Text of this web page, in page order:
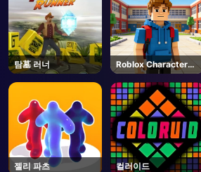
탐墓 러너
Roblox Character
Generator
젤리 파츠 컬러이드